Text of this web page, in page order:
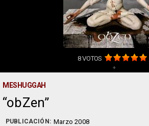
8VOTOS
+
MESHUGGAH
obZen
PUBLICACIÓN: Marzo 2008